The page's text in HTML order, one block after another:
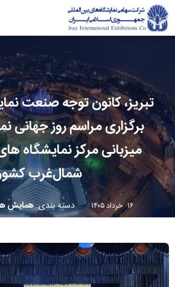
تبریز، کانون توجه صنعت
برگزاری مراسم روز جهانی
میزبانی مرکز نمایشگاه
شمال‌غرب
۱۶ خرداد ۱۴۰۵ دسته بندی:همایش